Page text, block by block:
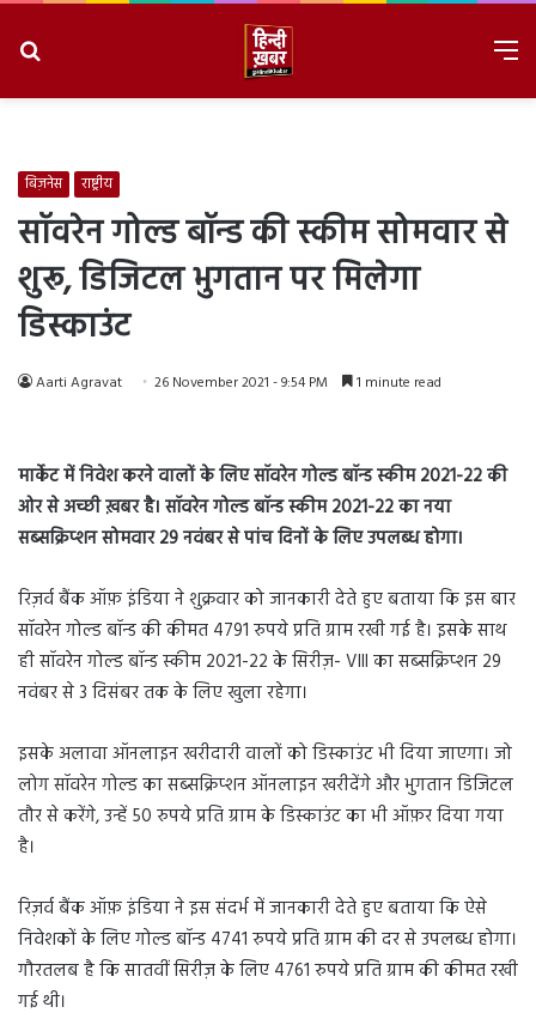
बिज़नेस राष्ट्रीय
सॉवरेन गोल्ड बॉन्ड की स्कीम सोमवार से
शुरू, डिजिटल भुगतान पर मिलेगा
डिस्काउंट
Aarti Agravat 26 November 2021 - 9:54 PM 1 minute read
मार्केट में निवेश करने वालों के लिएसॉवरेन गोल्ड बॉन्ड स्कीम 2021-22 की
ओर से अच्छी ख़बर है। सॉवरेन गोल्ड बॉन्ड स्कीम 2021-22का नया
सब्सक्रिप्शन सोमवार 29 नवंबर से पांच दिनों के लिए उपलब्ध होगा।
रिज़र्व बैंक ऑफ़ इंडिया ने शुक्रवार को जानकारी देते हुए बताया कि इस बार
सॉवरेन गोल्ड बॉन्ड की कीमत 4791 रुपये प्रति ग्राम रखी गई है। इसके साथ
ही सॉवरेन गोल्ड बॉन्ड स्कीम 2021-22 के सिरीज़- VIII का सब्सक्रिप्शन 29
नवंबर से 3 दिसंबर तक के लिए खुला रहेगा।
इसके अलावा ऑनलाइन खरीदारी वालों को डिस्काउंट भी दिया जाएगा। जो
लोग सॉवरेन गोल्ड का सब्सक्रिप्शन ऑनलाइन खरीदेंगे और भुगतान डिजिटल
तौर से करेंगे, उन्हें 50 रुपये प्रति ग्राम के डिस्काउंट का भी ऑफ़र दिया गया
है।
रिज़र्व बैंक ऑफ़ इंडिया ने इस संदर्भ में जानकारी देते हुए बताया कि ऐसे
निवेशकों के लिए गोल्ड बॉन्ड 4741 रुपये प्रति ग्राम की दर से उपलब्ध होगा।
गौरतलब है कि सातवीं सिरीज़ के लिए 4761 रुपये प्रति ग्राम की कीमत रखी
गई थी।